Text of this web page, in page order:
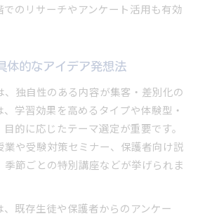
のリサーチやアンケート活用も有効
体的なアイデア発想法
独自性のある内容が集客・差別化の
学習効果を高めるタイプや体験型・
的に応じたテーマ選定が重要です。
業や受験対策セミナー、保護者向け説
節ごとの特別講座などが挙げられま
既存生徒や保護者からのアンケー